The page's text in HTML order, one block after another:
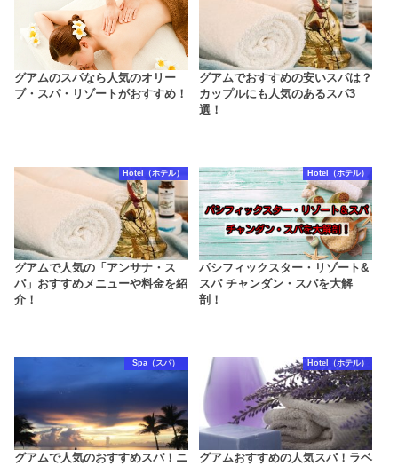
グアムのスパなら人気のオリー
ブ・スパ・リゾートがおすすめ！
グアムでおすすめの安いスパは？
カップルにも人気のあるスパ3
選！
Hotel（ホテル）
グアムで人気の「アンサナ・ス
パ」おすすめメニューや料金を紹
介！
Hotel（ホテル）
パシフィックスター・リゾート&
スパ チャンダン・スパを大解
剖！
Spa（スパ）
グアムで人気のおすすめスパ！ニ
Hotel（ホテル）
グアムおすすめの人気スパ！ラベ